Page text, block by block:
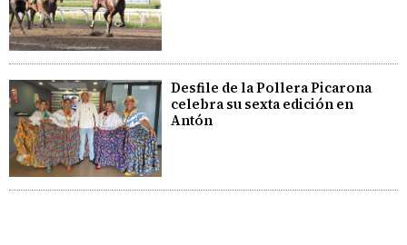
Desfile de la Pollera Picarona
celebra su sexta edición en
Antón